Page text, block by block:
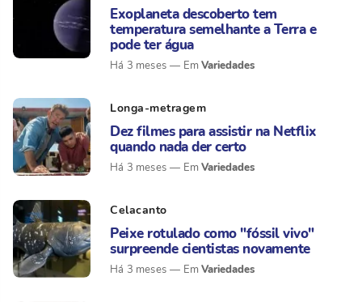
Exoplaneta descoberto tem
temperatura semelhante a Terra e
pode ter água
Há 3 meses Variedades
Longa-metragem
Dez filmes para assistir na Netflix
quando nada der certo
Há 3 meses Variedades
Celacanto
Peixe rotulado como "fóssil vivo"
surpreende cientistas novamente
Há 3 meses Variedades